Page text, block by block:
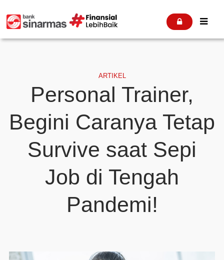
 
ARTIKEL
Personal Trainer,
Begini Caranya Tetap
Survive saat Sepi
Job di Tengah
Pandemi!